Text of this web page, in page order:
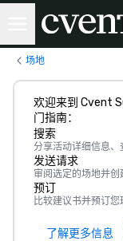
场地
欢迎来到 Cvent
门指南：
搜索
分享活动详细信息
发送请求
审阅选定的场地并创
预订
比较建议书并预订您
了解更多信息